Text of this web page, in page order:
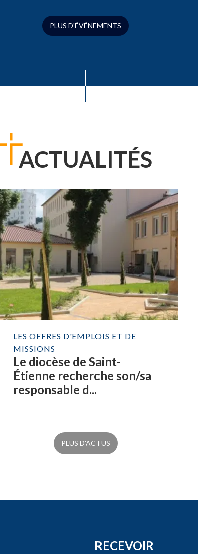
PLUS D'ÉVÉNEMENTS
ACTUALITÉS
LES OFFRES D'EMPLOIS ET DE
MISSIONS
Le diocèse de Saint-
Étienne recherche son/sa
responsable d...
PLUS D'ACTUS
RECEVOIR